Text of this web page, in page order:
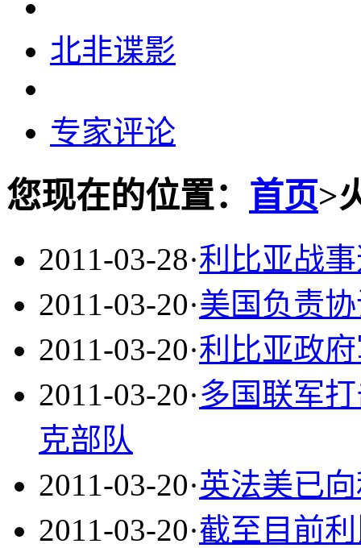
北非谍影
专家评论
您现在的位置： 首页>
2011-03-28·利比亚战
2011-03-20·美国负责
2011-03-20·利比亚政
2011-03-20·多国联军
克部队
2011-03-20·英法美已
2011-03-20·截至目前